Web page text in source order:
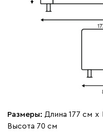
Размеры: Длина 177 см х
Высота 70 см